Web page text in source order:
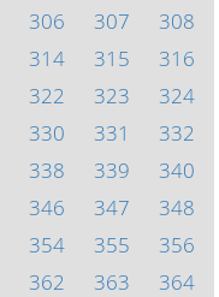
306 307
308
314 315
316
322 323
324
330 331
332
338 339
340
346 347
348
354 355
356
362 363 364